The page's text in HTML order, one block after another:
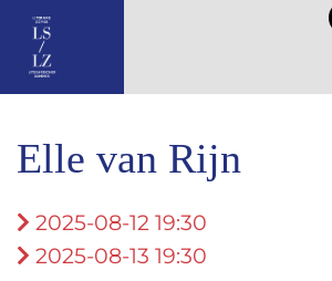
Elle van Rijn
2025-08-12 19:30
2025-08-13 19:30